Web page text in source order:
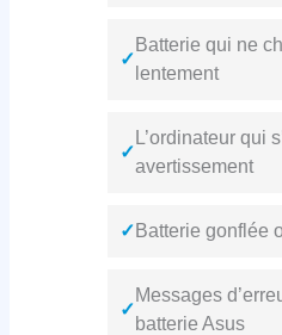
✓
Batterie qui ne
lentement
✓
L’ordinateur qui
avertissement
✓ Batterie gonflée
✓
Messages
batterie Asus